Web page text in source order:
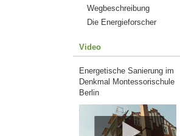
Wegbeschreibung
Die Energieforscher
Video
Energetische Sanierung im
Denkmal Montessorischule
Berlin